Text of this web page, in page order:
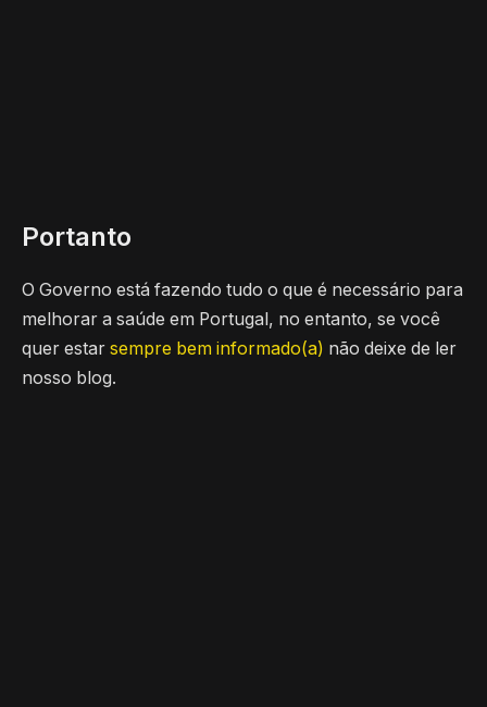
Portanto
O Governo está fazendo tudo o que é necessário para
melhorar a saúde em Portugal, no entanto, se você
quer estar sempre bem informado(a) não deixe de ler
nosso blog.